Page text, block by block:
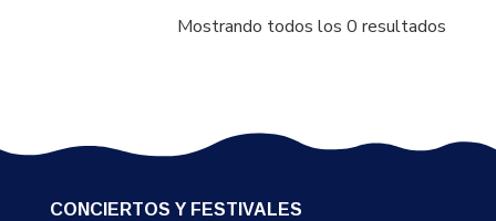
Mostrando todos los 0 resultados
CONCIERTOS Y FESTIVALES